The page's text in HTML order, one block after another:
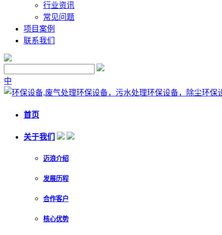
行业资讯
常见问题
项目案例
联系我们
中
首页
关于我们
迈浪介绍
发展历程
合作客户
核心优势